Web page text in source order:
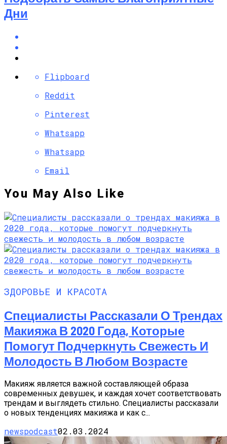
Дни
Flipboard
Reddit
Pinterest
Whatsapp
Whatsapp
Email
You May Also Like
ЗДОРОВЬЕ И КРАСОТА
Специалисты Рассказали О Трендах
Макияжа В 2020 Года, Которые
Помогут Подчеркнуть Свежесть И
Молодость В Любом Возрасте
Макияж является важной составляющей образа
современных девушек, и каждая хочет соответствовать
трендам и выглядеть стильно. Специалисты рассказали
о новых тенденциях макияжа и как с...
newspodcast02.03.2024